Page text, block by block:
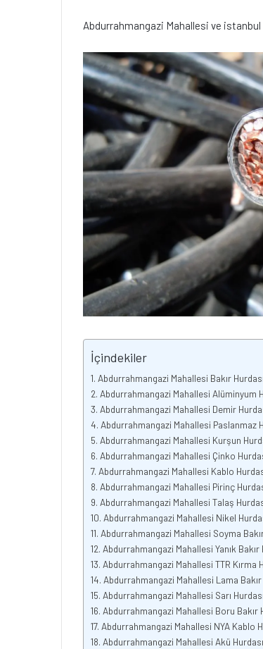
Abdurrahmangazi Mahallesi ve istanbul
İçindekiler
Abdurrahmangazi Mahallesi Bakır
Abdurrahmangazi Mahallesi Alüminyum
Abdurrahmangazi Mahallesi Demir
Abdurrahmangazi Mahallesi Paslanmaz
Abdurrahmangazi Mahallesi Kurşun
Abdurrahmangazi Mahallesi Çinko
Abdurrahmangazi Mahallesi Kablo
Abdurrahmangazi Mahallesi Pirinç
Abdurrahmangazi Mahallesi Talaş
Abdurrahmangazi Mahallesi Nikel
Abdurrahmangazi Mahallesi Soyma
Abdurrahmangazi Mahallesi Yanık Bakır
Abdurrahmangazi Mahallesi TTR Kırma
Abdurrahmangazi Mahallesi Lama Bakır
Abdurrahmangazi Mahallesi Sarı
Abdurrahmangazi Mahallesi Boru Bakır
Abdurrahmangazi Mahallesi NYA Kablo
Abdurrahmangazi Mahallesi Akü